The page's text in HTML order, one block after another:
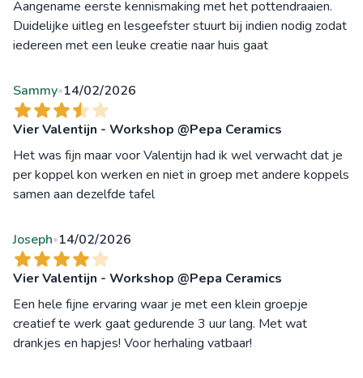
Aangename eerste kennismaking met het pottendraaien.
Duidelijke uitleg en lesgeefster stuurt bij indien nodig zodat
iedereen met een leuke creatie naar huis gaat
Sammy•14/02/2026
Vier Valentijn - Workshop @Pepa Ceramics
Het was fijn maar voor Valentijn had ik wel verwacht dat je
per koppel kon werken en niet in groep met andere koppels
samen aan dezelfde tafel
Joseph•14/02/2026
Vier Valentijn - Workshop @Pepa Ceramics
Een hele fijne ervaring waar je met een klein groepje
creatief te werk gaat gedurende 3 uur lang. Met wat
drankjes en hapjes! Voor herhaling vatbaar!